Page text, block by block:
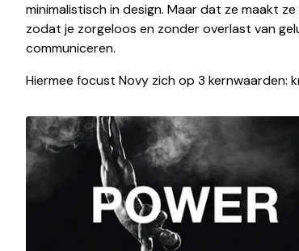
minimalistisch in design. Maar dat ze maakt
zodat je zorgeloos en zonder overlast van
communiceren.
Hiermee focust Novy zich op 3